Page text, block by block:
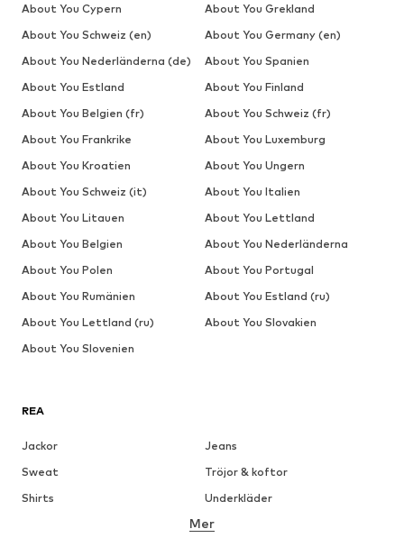
REA
Jackor
Jeans
Sweat
Tröjor & koftor
Shirts
Underkläder
Skjortor
Mer
About You Cypern
About You Grekland
About You Schweiz (en)
About You Germany (en)
About You Nederländerna (de)
About You Spanien
About You Estland
About You Finland
About You Belgien (fr)
About You Schweiz (fr)
About You Frankrike
About You Luxemburg
About You Kroatien
About You Ungern
About You Schweiz (it)
About You Italien
About You Litauen
About You Lettland
About You Belgien
About You Nederländerna
About You Polen
About You Portugal
About You Rumänien
About You Estland (ru)
About You Lettland (ru)
About You Slovakien
About You Slovenien